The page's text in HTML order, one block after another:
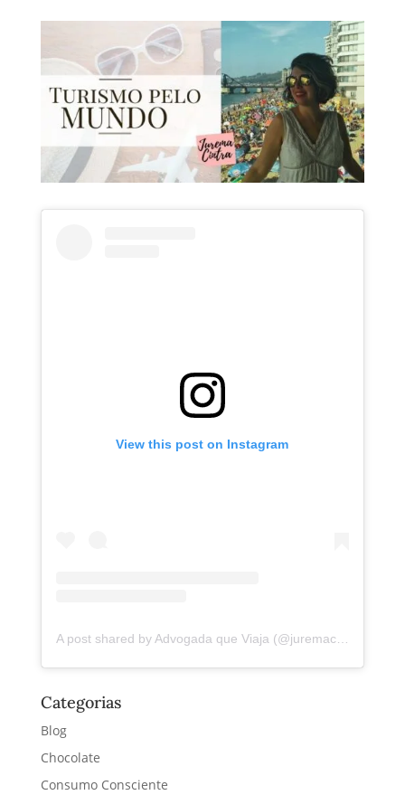
View this post on Instagram
A post shared by Advogada que Viaja (@juremacintra)
Categorias
Blog
Chocolate
Consumo Consciente